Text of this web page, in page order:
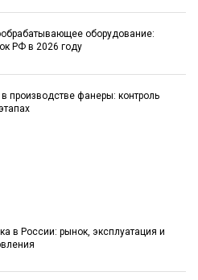
оборудование:
РФ в 2026 году
производстве фанеры: контроль
в России: рынок, эксплуатация и